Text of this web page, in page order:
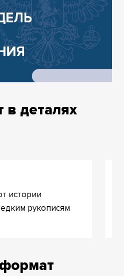
в деталях
истории
рукописям